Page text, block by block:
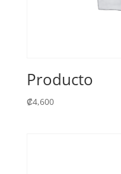
Producto
₡4,600